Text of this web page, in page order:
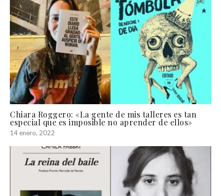
Chiara Roggero: «La gente de mis talleres es tan
especial que es imposible no aprender de ellos»
14 enero, 2022